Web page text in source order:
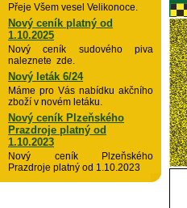
Přeje Všem vesel Velikonoce.
Nový ceník platný od
1.10.2025
Nový ceník sudového piva
naleznete zde.
Nový leták 6/24
Máme pro Vás nabídku akčního
zboží v novém letáku.
Nový ceník Plzeňského
Prazdroje platný od
1.10.2023
Nový ceník Plzeňského
Prazdroje platný od 1.10.2023